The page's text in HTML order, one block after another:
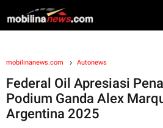
mobilinanews.com Autonews
Federal Oil Apresiasi
Podium Ganda Alex
Argentina 2025